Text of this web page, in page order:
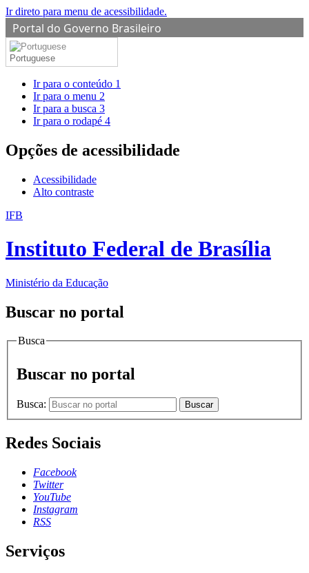
Ir direto para menu de acessibilidade.
Portal do Governo Brasileiro
Portuguese
Ir para o conteúdo 1
Ir para o menu 2
Ir para a busca 3
Ir para o rodapé 4
Opções de acessibilidade
Acessibilidade
Alto contraste
IFB
Instituto Federal de Brasília
Ministério da Educação
Buscar no portal
Busca
Buscar no portal
Busca: Buscar
Redes Sociais
Facebook
Twitter
YouTube
Instagram
RSS
Serviços